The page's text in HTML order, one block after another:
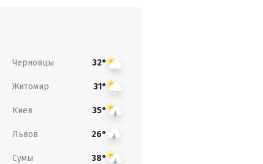
Черновцы 32°
Житомир 31°
Киев 35°
Львов 26°
Сумы 38°